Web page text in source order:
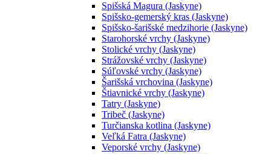
Spišská Magura (Jaskyne)
Spišsko-gemerský kras (Jaskyne)
Spišsko-šarišské medzihorie (Jaskyne)
Starohorské vrchy (Jaskyne)
Stolické vrchy (Jaskyne)
Strážovské vrchy (Jaskyne)
Súľovské vrchy (Jaskyne)
Šarišská vrchovina (Jaskyne)
Štiavnické vrchy (Jaskyne)
Tatry (Jaskyne)
Tribeč (Jaskyne)
Turčianska kotlina (Jaskyne)
Veľká Fatra (Jaskyne)
Veporské vrchy (Jaskyne)